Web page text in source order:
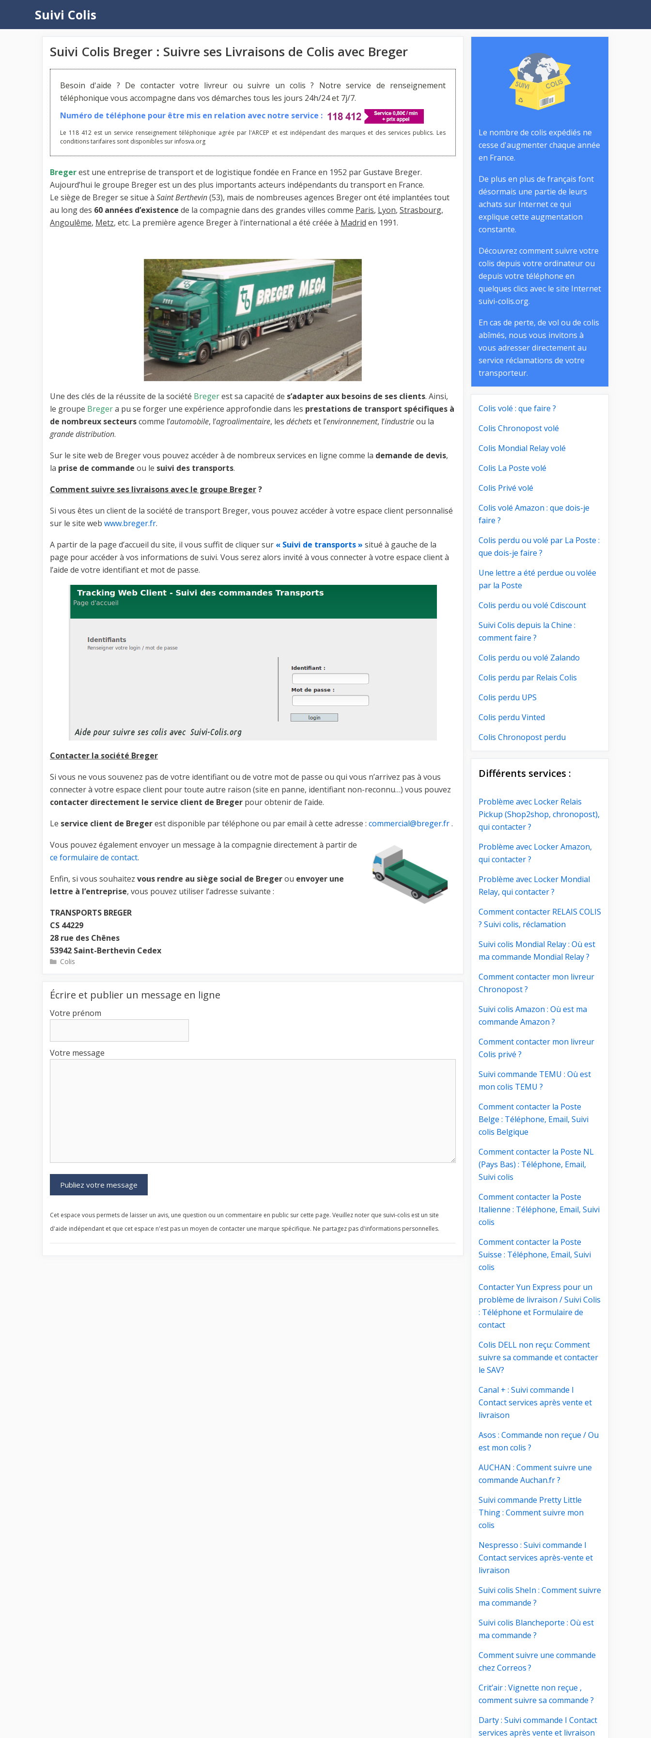
contenu
Suivi Colis
Suivi Colis Breger : Suivre ses Livraisons de Colis avec Breger
Besoin d'aide ? De contacter votre livreur ou suivre un colis ? Notre service de renseignement
téléphonique vous accompagne dans vos démarches tous les jours 24h/24 et 7j/7.
Numéro de téléphone pour être mis en relation avec notre service :
Le 118 412 est un service renseignement téléphonique agrée par l'ARCEP et est indépendant des marques et des services publics. Les
conditions tarifaires sont disponibles sur infosva.org
Bregerest une entreprise de transport et de logistique fondée en France en 1952 par Gustave Breger.
Aujourd’hui le groupe Breger est un des plus importants acteurs indépendants du transport en France.
Le siège de Breger se situe à Saint Berthevin(53), mais de nombreuses agences Breger ont été implantées tout
au long des 60 années d’existence de la compagnie dans des grandes villes comme Paris, Lyon, Strasbourg,
Angoulême, Metz, etc. La première agence Breger à l’international a été créée à Madrid en 1991.
Une des clés de la réussite de la société Bregerest sa capacité de s’adapter aux besoins de ses clients. Ainsi,
le groupe Bregera pu se forger une expérience approfondie dans les prestations de transport spécifiques à
de nombreux secteurscomme l’automobile, l’agroalimentaire, les déchetset l’environnement, l’industrieou la
grande distribution.
Sur le site web de Breger vous pouvez accéder à de nombreux services en ligne comme la demande de devis,
la prise de commande ou le suivi des transports.
Comment suivre ses livraisons avec le groupe Breger?
Si vous êtes un client de la société de transport Breger, vous pouvez accéder à votre espace client personnalisé
sur le site web www.breger.fr.
A partir de la page d’accueil du site, il vous suffit de cliquer sur « Suivi de transports » situé à gauche de la
page pour accéder à vos informations de suivi. Vous serez alors invité à vous connecter à votre espace client à
l’aide de votre identifiant et mot de passe.
Contacter la société Breger
Si vous ne vous souvenez pas de votre identifiant ou de votre mot de passe ou qui vous n’arrivez pas à vous
connecter à votre espace client pour toute autre raison (site en panne, identifiant non-reconnu…) vous pouvez
contacter directement le service client de Breger pour obtenir de l’aide.
Le service client de Bregerest disponible par téléphone ou par email à cette adresse : commercial@breger.fr.
Vous pouvez également envoyer un message à la compagnie directement à partir de
ce formulaire de contact.
Enfin, si vous souhaitez vous rendre au siège social de Bregerou envoyer une
lettre à l’entreprise, vous pouvez utiliser l’adresse suivante :
TRANSPORTS BREGER
CS 44229
28 rue des Chênes
53942 Saint-Berthevin Cedex
Catégories
Colis
Écrire et publier un message en ligne
Votre prénom
Votre message
Cet espace vous permets de laisser un avis, une question ou un commentaire en public sur cette page. Veuillez noter que suivi-colis est un site
d'aide indépendant et que cet espace n'est pas un moyen de contacter une marque spécifique. Ne partagez pas d'informations personnelles.
Le nombre de colis expédiés ne
cesse d'augmenter chaque année
en France.
De plus en plus de français font
désormais une partie de leurs
achats sur Internet ce qui
explique cette augmentation
constante.
Découvrez comment suivre votre
colis depuis votre ordinateur ou
depuis votre téléphone en
quelques clics avec le site Internet
suivi-colis.org.
En cas de perte, de vol ou de colis
abîmés, nous vous invitons à
vous adresser directement au
service réclamations de votre
transporteur.
Colis volé : que faire ?
Colis Chronopost volé
Colis Mondial Relay volé
Colis La Poste volé
Colis Privé volé
Colis volé Amazon : que dois-je
faire ?
Colis perdu ou volé par La Poste :
que dois-je faire ?
Une lettre a été perdue ou volée
par la Poste
Colis perdu ou volé Cdiscount
Suivi Colis depuis la Chine :
comment faire ?
Colis perdu ou volé Zalando
Colis perdu par Relais Colis
Colis perdu UPS
Colis perdu Vinted
Colis Chronopost perdu
Différents services :
Problème avec Locker Relais
Pickup (Shop2shop, chronopost),
qui contacter ?
Problème avec Locker Amazon,
qui contacter ?
Problème avec Locker Mondial
Relay, qui contacter ?
Comment contacter RELAIS COLIS
? Suivi colis, réclamation
Suivi colis Mondial Relay : Où est
ma commande Mondial Relay ?
Comment contacter mon livreur
Chronopost ?
Suivi colis Amazon : Où est ma
commande Amazon ?
Comment contacter mon livreur
Colis privé ?
Suivi commande TEMU : Où est
mon colis TEMU ?
Comment contacter la Poste
Belge : Téléphone, Email, Suivi
colis Belgique
Comment contacter la Poste NL
(Pays Bas) : Téléphone, Email,
Suivi colis
Comment contacter la Poste
Italienne : Téléphone, Email, Suivi
colis
Comment contacter la Poste
Suisse : Téléphone, Email, Suivi
colis
Contacter Yun Express pour un
problème de livraison / Suivi Colis
: Téléphone et Formulaire de
contact
Colis DELL non reçu: Comment
suivre sa commande et contacter
le SAV?
Canal + : Suivi commande I
Contact services après vente et
livraison
Asos : Commande non reçue / Ou
est mon colis ?
AUCHAN : Comment suivre une
commande Auchan.fr ?
Suivi commande Pretty Little
Thing : Comment suivre mon
colis
Nespresso : Suivi commande I
Contact services après-vente et
livraison
Suivi colis SheIn : Comment suivre
ma commande ?
Suivi colis Blancheporte : Où est
ma commande ?
Comment suivre une commande
chez Correos ?
Crit’air : Vignette non reçue ,
comment suivre sa commande ?
Darty : Suivi commande I Contact
services après vente et livraison